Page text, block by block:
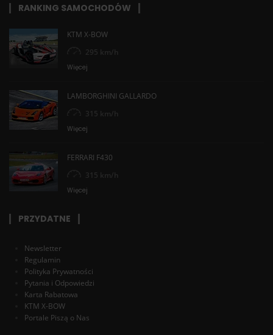
RANKING SAMOCHODÓW
KTM X-BOW
295 km/h
Więcej
LAMBORGHINI GALLARDO
315 km/h
Więcej
FERRARI F430
315 km/h
Więcej
PRZYDATNE
Newsletter
Regulamin
Polityka Prywatności
Pytania i Odpowiedzi
Karta Rabatowa
KTM X-BOW
Portale Piszą o Nas